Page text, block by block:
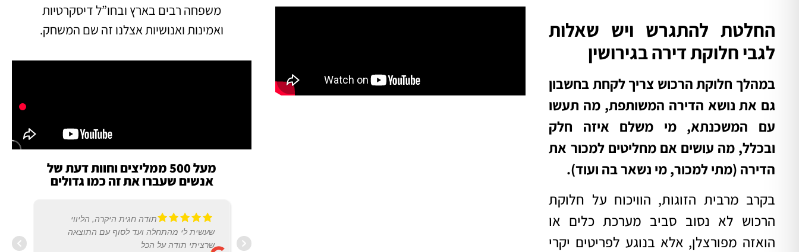
החלטת להתגרש ויש שאלות
לגבי חלוקת דירה בגירושין
במהלך חלוקת הרכוש צריך לקחת בחשבון
גם את נושא הדירה המשותפת, מה תעשו
עם המשכנתא, מי משלם איזה חלק
ובכלל, מה עושים אם מחליטים למכור את
הדירה (מתי למכור, מי נשאר בה ועוד).
בקרב מרבית הזוגות, הוויכוח על חלוקת
הרכוש לא נסוב סביב מערכת כלים או
הואזה מפורצלן, אלא בנוגע לפריטים יקרי
משפחה רבים בארץ ובחו”ל דיסקרטיות
ואמינות ואנושיות אצלנו זה שם המשחק.
מעל 500 ממליצים וחוות דעת של
אנשים שעברו את זה כמו גדולים
תודה חגית היקרה, הליווי
שעשית לי מהתחלה ועד לסוף עם התוצאה
שרציתי תודה על הכל